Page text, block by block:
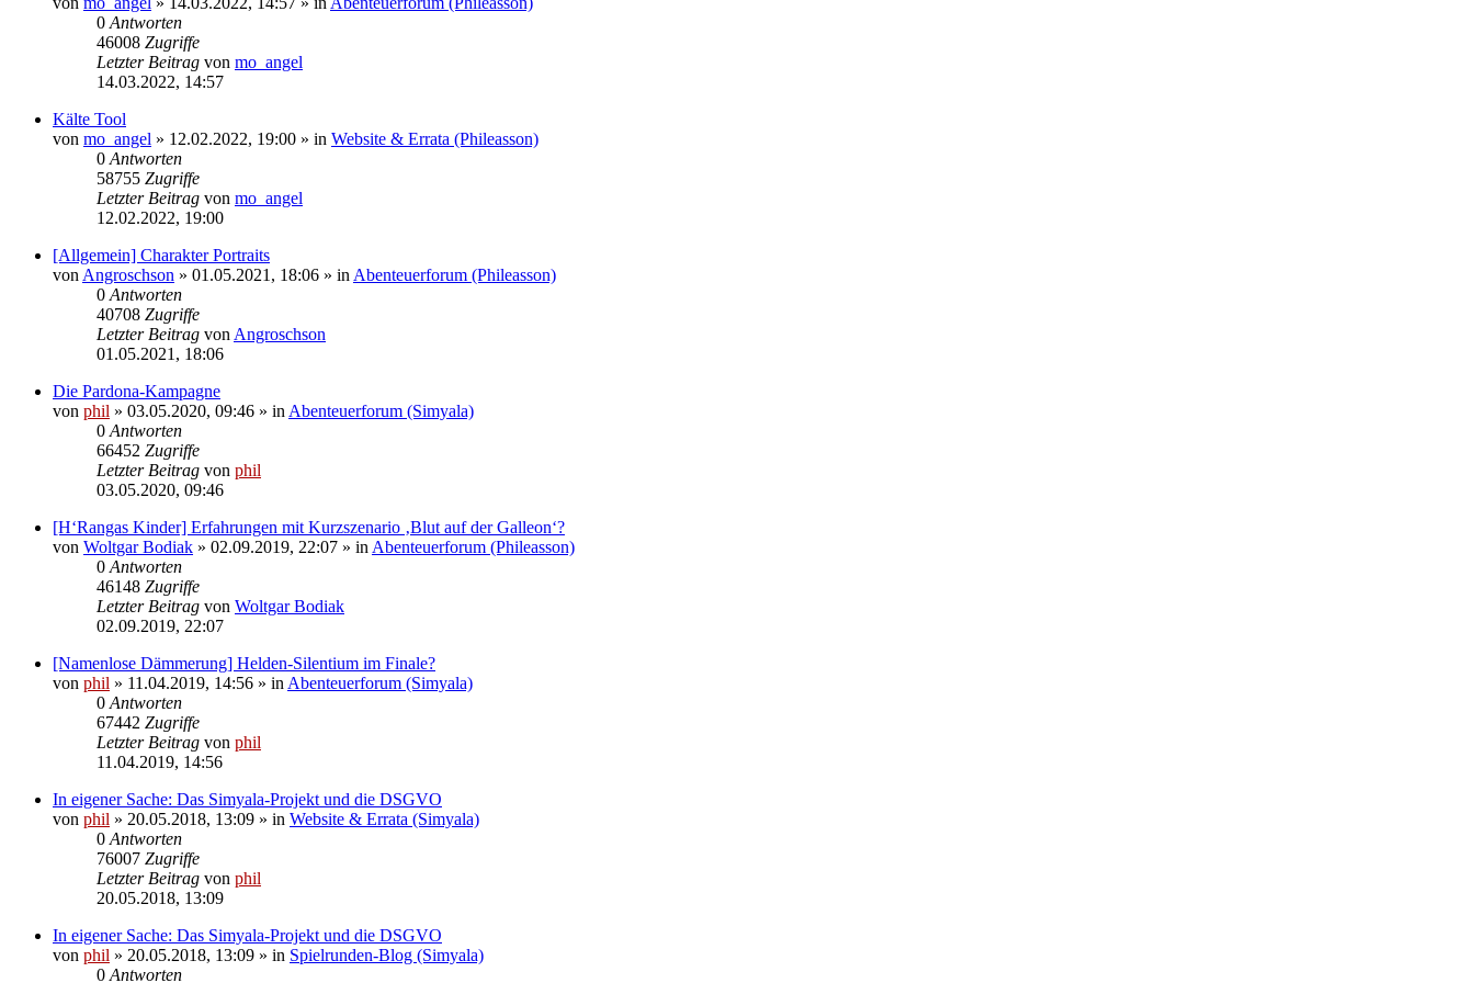
0 Antworten
46008 Zugriffe
Letzter Beitrag von mo_angel
14.03.2022, 14:57
Kälte Tool
von mo_angel » 12.02.2022, 19:00 » in Website & Errata (Phileasson)
0 Antworten
58755 Zugriffe
Letzter Beitrag von mo_angel
12.02.2022, 19:00
[Allgemein] Charakter Portraits
von Angroschson » 01.05.2021, 18:06 » in Abenteuerforum (Phileasson)
0 Antworten
40708 Zugriffe
Letzter Beitrag von Angroschson
01.05.2021, 18:06
Die Pardona-Kampagne
von phil » 03.05.2020, 09:46 » in Abenteuerforum (Simyala)
0 Antworten
66452 Zugriffe
Letzter Beitrag von phil
03.05.2020, 09:46
[H‘Rangas Kinder] Erfahrungen mit Kurzszenario ‚Blut auf der Galleon‘?
von Woltgar Bodiak » 02.09.2019, 22:07 » in Abenteuerforum (Phileasson)
0 Antworten
46148 Zugriffe
Letzter Beitrag von Woltgar Bodiak
02.09.2019, 22:07
[Namenlose Dämmerung] Helden-Silentium im Finale?
von phil » 11.04.2019, 14:56 » in Abenteuerforum (Simyala)
0 Antworten
67442 Zugriffe
Letzter Beitrag von phil
11.04.2019, 14:56
In eigener Sache: Das Simyala-Projekt und die DSGVO
von phil » 20.05.2018, 13:09 » in Website & Errata (Simyala)
0 Antworten
76007 Zugriffe
Letzter Beitrag von phil
20.05.2018, 13:09
In eigener Sache: Das Simyala-Projekt und die DSGVO
von phil » 20.05.2018, 13:09 » in Spielrunden-Blog (Simyala)
0 Antworten